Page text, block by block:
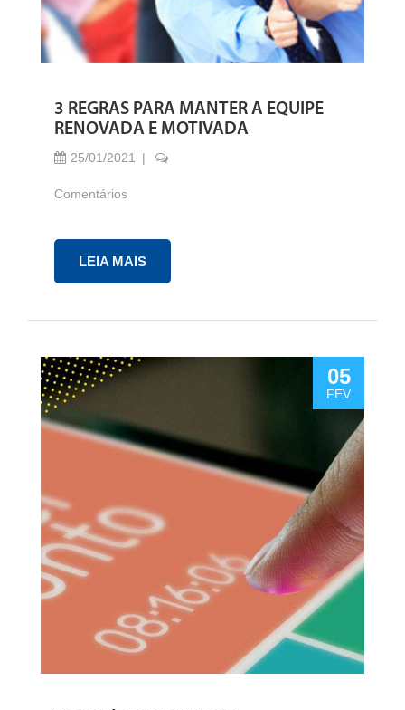
3 REGRAS PARA MANTER A EQUIPE
RENOVADA E MOTIVADA
25/01/2021
Comentários
LEIA MAIS
05
FEV